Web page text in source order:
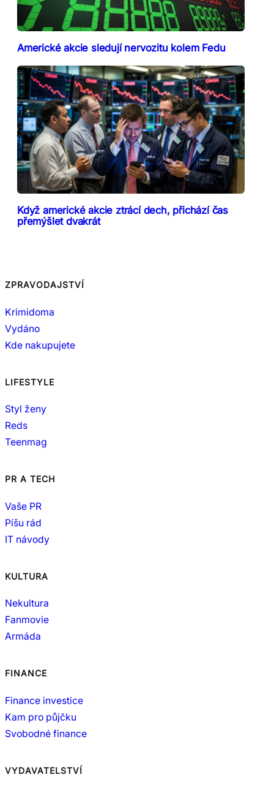
Americké akcie sledují nervozitu kolem Fedu
Když americké akcie ztrácí dech, přichází čas
přemýšlet dvakrát
ZPRAVODAJSTVÍ
Krimidoma
Vydáno
Kde nakupujete
LIFESTYLE
Styl ženy
Reds
Teenmag
PR A TECH
Vaše PR
Píšu rád
IT návody
KULTURA
Nekultura
Fanmovie
Armáda
FINANCE
Finance investice
Kam pro půjčku
Svobodné finance
VYDAVATELSTVÍ